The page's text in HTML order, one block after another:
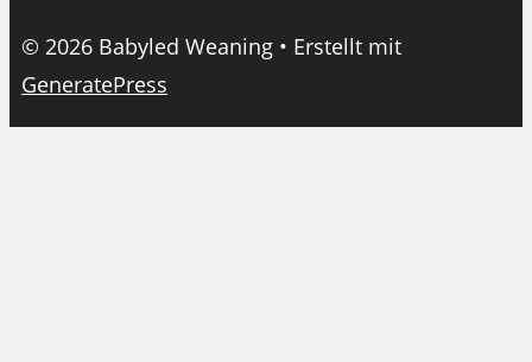
© 2026 Babyled Weaning • Erstellt mit
GeneratePress